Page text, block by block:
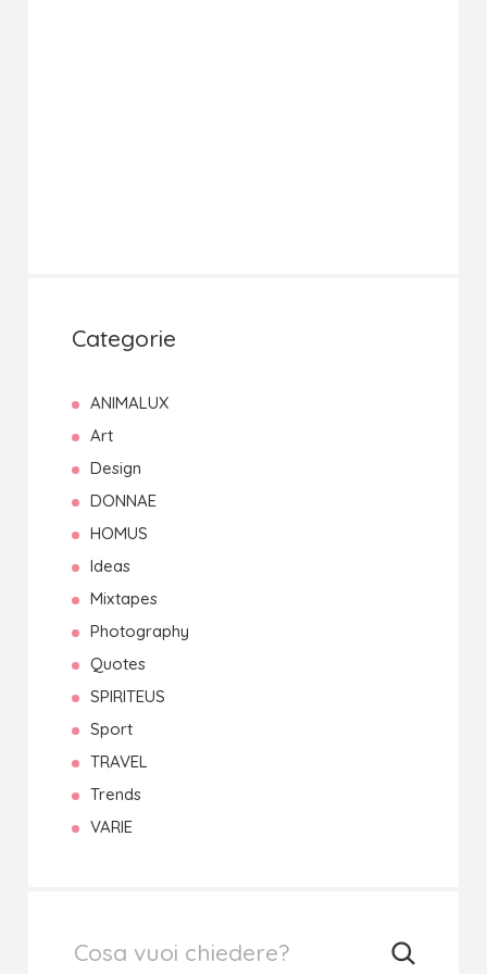
Categorie
ANIMALUX
Art
Design
DONNAE
HOMUS
Ideas
Mixtapes
Photography
Quotes
SPIRITEUS
Sport
TRAVEL
Trends
VARIE